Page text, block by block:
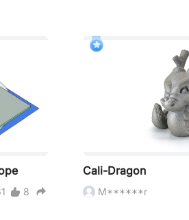
8
Cali-Dragon
M******r